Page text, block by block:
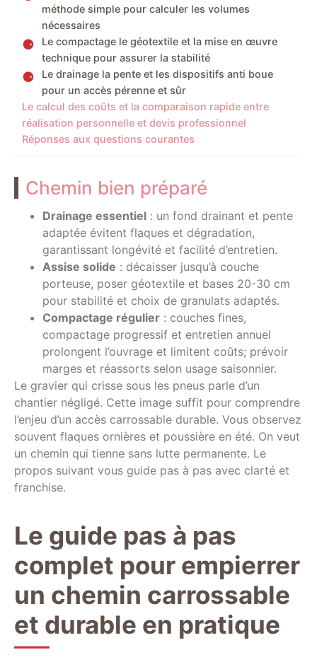
méthode simple pour calculer les volumes
nécessaires
Le compactage le géotextile et la mise en œuvre
technique pour assurer la stabilité
Le drainage la pente et les dispositifs anti boue
pour un accès pérenne et sûr
Le calcul des coûts et la comparaison rapide entre
réalisation personnelle et devis professionnel
Réponses aux questions courantes
Chemin bien préparé
Drainage essentiel : un fond drainant et pente
adaptée évitent flaques et dégradation,
garantissant longévité et facilité d’entretien.
Assise solide : décaisser jusqu’à couche
porteuse, poser géotextile et bases 20-30 cm
pour stabilité et choix de granulats adaptés.
Compactage régulier : couches fines,
compactage progressif et entretien annuel
prolongent l’ouvrage et limitent coûts; prévoir
marges et réassorts selon usage saisonnier.
Le gravier qui crisse sous les pneus parle d’un
chantier négligé. Cette image suffit pour comprendre
l’enjeu d’un accès carrossable durable. Vous observez
souvent flaques ornières et poussière en été. On veut
un chemin qui tienne sans lutte permanente. Le
propos suivant vous guide pas à pas avec clarté et
franchise.
Le guide pas à pas
complet pour empierrer
un chemin carrossable
et durable en pratique